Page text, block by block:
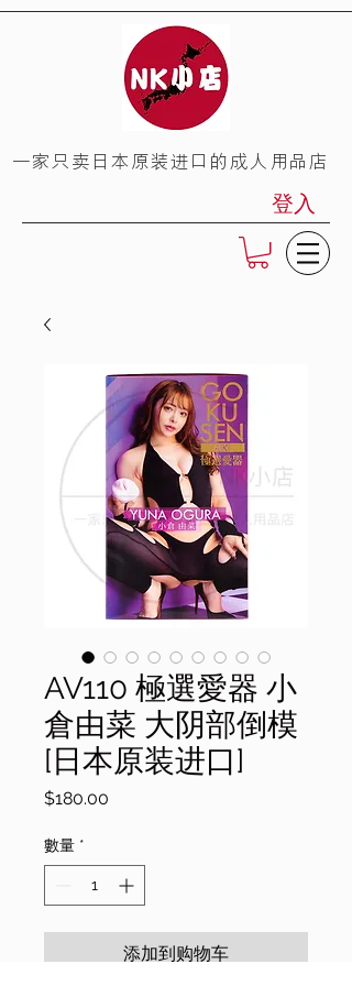
​一家只卖日本原装进口的成人用品店
登入
AV110 極選愛器 小
倉由菜 大阴部倒模
[日本原装进口]
$180.00
數量 *
添加到购物车